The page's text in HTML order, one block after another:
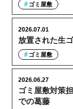
ゴミ屋敷
放置された生
2026.07.01
ゴミ屋敷
ゴミ屋敷対策
での葛藤
2026.06.27